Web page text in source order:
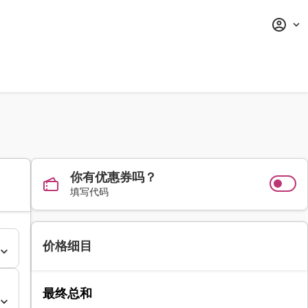
你有优惠券吗？
填写代码
价格细目
最终总和